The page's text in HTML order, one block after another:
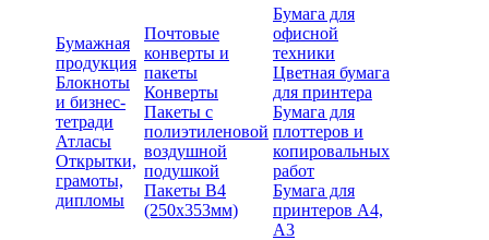
Бумажная
продукция
Блокноты
и бизнес-
тетради
Атласы
Открытки,
грамоты,
дипломы
Почтовые
конверты и
пакеты
Конверты
Пакеты с
полиэтиленовой
воздушной
подушкой
Пакеты В4
(250х353мм)
Бумага для
офисной
техники
Цветная бумага
для принтера
Бумага для
плоттеров и
копировальных
работ
Бумага для
принтеров А4,
А3